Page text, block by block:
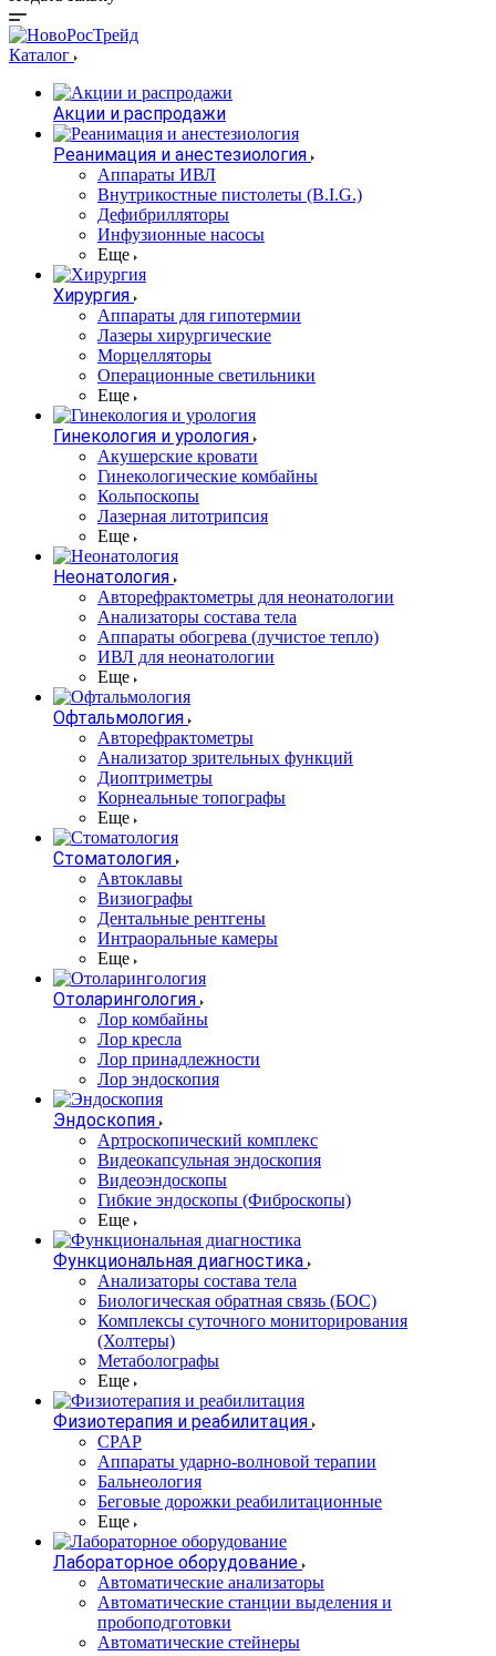
Каталог
Акции и распродажи
Реанимация и анестезиология
Аппараты ИВЛ
Внутрикостные пистолеты (B.I.G.)
Дефибрилляторы
Инфузионные насосы
Еще
Хирургия
Аппараты для гипотермии
Лазеры хирургические
Морцелляторы
Операционные светильники
Еще
Гинекология и урология
Акушерские кровати
Гинекологические комбайны
Кольпоскопы
Лазерная литотрипсия
Еще
Неонатология
Авторефрактометры для неонатологии
Анализаторы состава тела
Аппараты обогрева (лучистое тепло)
ИВЛ для неонатологии
Еще
Офтальмология
Авторефрактометры
Анализатор зрительных функций
Диоптриметры
Корнеальные топографы
Еще
Стоматология
Автоклавы
Визиографы
Дентальные рентгены
Интраоральные камеры
Еще
Отоларингология
Лор комбайны
Лор кресла
Лор принадлежности
Лор эндоскопия
Эндоскопия
Артроскопический комплекс
Видеокапсульная эндоскопия
Видеоэндоскопы
Гибкие эндоскопы (Фиброcкопы)
Еще
Функциональная диагностика
Анализаторы состава тела
Биологическая обратная связь (БОС)
Комплексы суточного мониторирования
(Холтеры)
Метаболографы
Еще
Физиотерапия и реабилитация
CPAP
Аппараты ударно-волновой терапии
Бальнеология
Беговые дорожки реабилитационные
Еще
Лабораторное оборудование
Автоматические анализаторы
Автоматические станции выделения и
пробоподготовки
Автоматические стейнеры